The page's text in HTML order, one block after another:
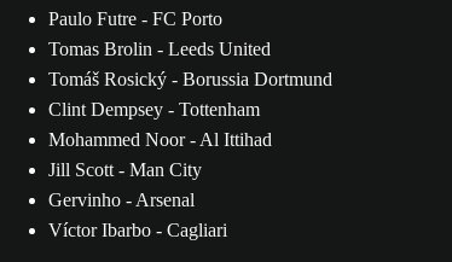
Paulo Futre - FC Porto
Tomas Brolin - Leeds United
Tomáš Rosický - Borussia Dortmund
Clint Dempsey - Tottenham
Mohammed Noor - Al Ittihad
Jill Scott - Man City
Gervinho - Arsenal
Víctor Ibarbo - Cagliari